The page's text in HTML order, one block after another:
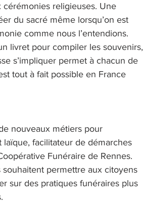
cérémonies religieuses. Une
du sacré même lorsqu’on est
comme nous l’entendions.
livret pour compiler les souvenirs,
s’impliquer permet à chacun de
tout à fait possible en France
nouveaux métiers pour
facilitateur de démarches
Funéraire de Rennes.
permettre aux citoyens
sur des pratiques funéraires plus